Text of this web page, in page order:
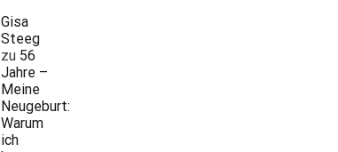
Gisa
Steeg
zu 56
Jahre –
Meine
Neugeburt:
Warum
ich